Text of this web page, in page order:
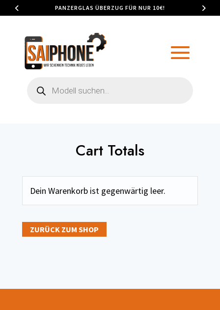
PANZERGLAS ÜBERZUG FÜR NUR 10€!
search
Cart Totals
Dein Warenkorb ist gegenwärtig leer.
ZURÜCK ZUM SHOP